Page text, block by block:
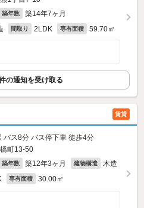
築年数 築14年7ヶ月
間取り 2LDK 専有面積 59.70㎡
の通知を受け取る
賃貸
バス8分 バス停下車 徒歩4分
町13-50
築年数 築12年3ヶ月 建物構造 木造
専有面積 30.00㎡